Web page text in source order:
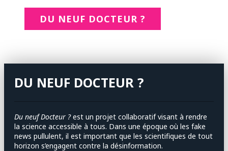
DU NEUF DOCTEUR ?
DU NEUF DOCTEUR ?
Du neuf Docteur ?est un projet collaboratif visant à rendre
la science accessible à tous. Dans une époque où les fake
news pullulent, il est important que les scientifiques de tout
horizon s’engagent contre la désinformation.